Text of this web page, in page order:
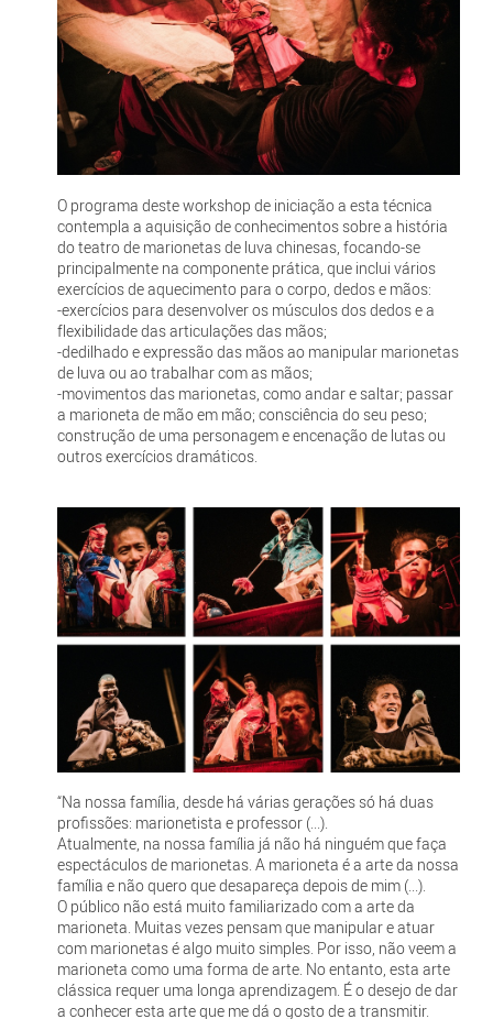
O programa deste workshop de iniciação a esta técnica
contempla a aquisição de conhecimentos sobre a história
do teatro de marionetas de luva chinesas, focando-se
principalmente na componente prática, que inclui vários
exercícios de aquecimento para o corpo, dedos e mãos:
-exercícios para desenvolver os músculos dos dedos e a
flexibilidade das articulações das mãos;
-dedilhado e expressão das mãos ao manipular marionetas
de luva ou ao trabalhar com as mãos;
-movimentos das marionetas, como andar e saltar; passar
a marioneta de mão em mão; consciência do seu peso;
construção de uma personagem e encenação de lutas ou
outros exercícios dramáticos.
“Na nossa família, desde há várias gerações só há duas
profissões: marionetista e professor (...).
Atualmente, na nossa família já não há ninguém que faça
espectáculos de marionetas. A marioneta é a arte da nossa
família e não quero que desapareça depois de mim (...).
O público não está muito familiarizado com a arte da
marioneta. Muitas vezes pensam que manipular e atuar
com marionetas é algo muito simples. Por isso, não veem a
marioneta como uma forma de arte. No entanto, esta arte
clássica requer uma longa aprendizagem. É o desejo de dar
a conhecer esta arte que me dá o gosto de a transmitir.